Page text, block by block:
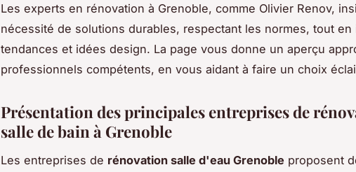
Les experts en rénovation à Grenoble, comme Olivier Renov,
nécessité de solutions durables, respectant les normes, tout en
tendances et idées design. La page vous donne un aperçu
professionnels compétents, en vous aidant à faire un choix
Présentation des principales entreprises de
salle de bain à Grenoble
Les entreprises de rénovation salle d'eau Grenoble proposent